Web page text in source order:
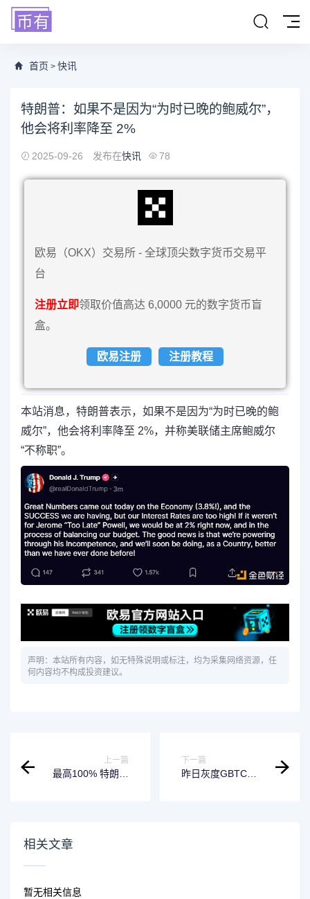
首页 > 快讯
特朗普：如果不是因为“为时已晚的鲍威尔”，
他会将利率降至 2%
2025-09-26 发布在快讯 78
欧易（OKX）交易所 - 全球顶尖数字货币交易平
台
注册立即领取价值高达 6,0000 元的数字货币盲
盒。
欧易注册 注册教程
本站消息，特朗普表示，如果不是因为“为时已晚的鲍
威尔”，他会将利率降至 2%，并称美联储主席鲍威尔
“不称职”。
声明：本站所有内容，如无特殊说明或标注，均为采集网络资源，任
何内容均不构成投资建议。
上一篇
最高100% 特朗普
下一篇
昨日灰度GBTC净
相关文章
暂无相关信息